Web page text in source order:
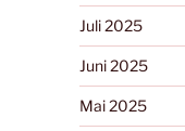
Juli 2025
Juni 2025
Mai 2025